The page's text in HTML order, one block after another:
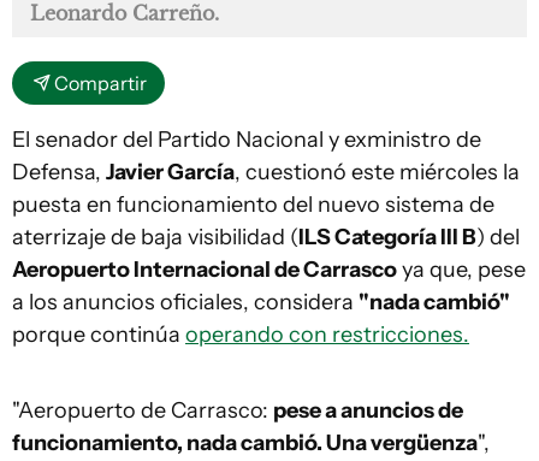
Leonardo Carreño.
Compartir
El senador del Partido Nacional y exministro de
Defensa, Javier García, cuestionó este miércoles la
puesta en funcionamiento del nuevo sistema de
aterrizaje de baja visibilidad (ILS Categoría III B) del
Aeropuerto Internacional de Carrascoya que, pese
a los anuncios oficiales, considera "nada cambió"
porque continúa operando con restricciones.
"Aeropuerto de Carrasco: pese a anuncios de
funcionamiento, nada cambió. Una vergüenza",